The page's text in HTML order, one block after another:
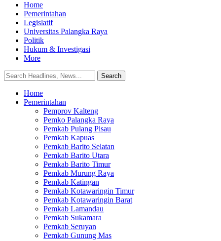
Home
Pemerintahan
Legislatif
Universitas Palangka Raya
Politik
Hukum & Investigasi
More
Home
Pemerintahan
Pemprov Kalteng
Pemko Palangka Raya
Pemkab Pulang Pisau
Pemkab Kapuas
Pemkab Barito Selatan
Pemkab Barito Utara
Pemkab Barito Timur
Pemkab Murung Raya
Pemkab Katingan
Pemkab Kotawaringin Timur
Pemkab Kotawaringin Barat
Pemkab Lamandau
Pemkab Sukamara
Pemkab Seruyan
Pemkab Gunung Mas